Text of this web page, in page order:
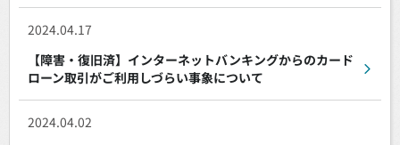
2024.04.17
【障害・復旧済】インターネットバンキングからのカード
ローン取引がご利用しづらい事象について
2024.04.02